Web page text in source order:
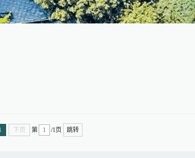
下页 第 /1 页 跳转